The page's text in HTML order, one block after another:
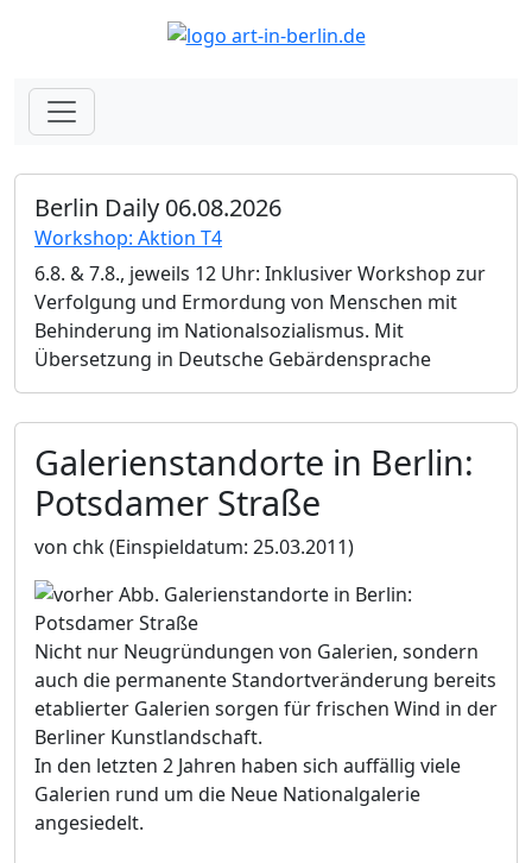
Berlin Daily 06.08.2026
Workshop: Aktion T4
6.8. & 7.8., jeweils 12 Uhr: Inklusiver Workshop zur
Verfolgung und Ermordung von Menschen mit
Behinderung im Nationalsozialismus. Mit
Übersetzung in Deutsche Gebärdensprache
Galerienstandorte in Berlin:
Potsdamer Straße
von chk(Einspieldatum: 25.03.2011)
Nicht nur Neugründungen von Galerien, sondern
auch die permanente Standortveränderung bereits
etablierter Galerien sorgen für frischen Wind in der
Berliner Kunstlandschaft.
In den letzten 2 Jahren haben sich auffällig viele
Galerien rund um die Neue Nationalgalerie
angesiedelt.